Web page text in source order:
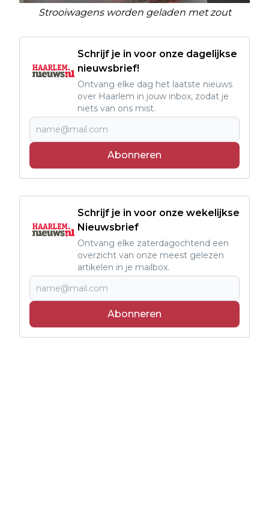
Strooiwagens worden geladen met zout
Schrijf je in voor onze dagelijkse
nieuwsbrief!
Ontvang elke dag het laatste nieuws
over Haarlem in jouw inbox, zodat je
niets van ons mist.
Abonneren
Schrijf je in voor onze wekelijkse
Nieuwsbrief
Ontvang elke zaterdagochtend een
overzicht van onze meest gelezen
artikelen in je mailbox.
Abonneren